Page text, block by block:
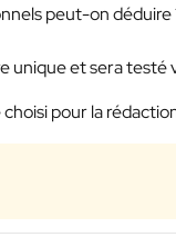
peut-on déduire
unique et sera testé
pour la